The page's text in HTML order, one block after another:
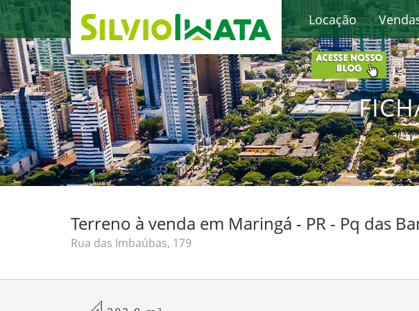
Locação
Terreno à venda em Maringá - PR - Pq das
Rua das Imbaúbas, 179